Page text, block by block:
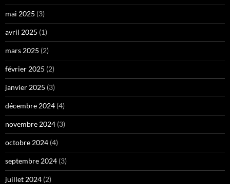
mai 2025 (3)
avril 2025 (1)
mars 2025 (2)
février 2025 (2)
janvier 2025 (3)
décembre 2024 (4)
novembre 2024 (3)
octobre 2024 (4)
septembre 2024 (3)
juillet 2024 (2)